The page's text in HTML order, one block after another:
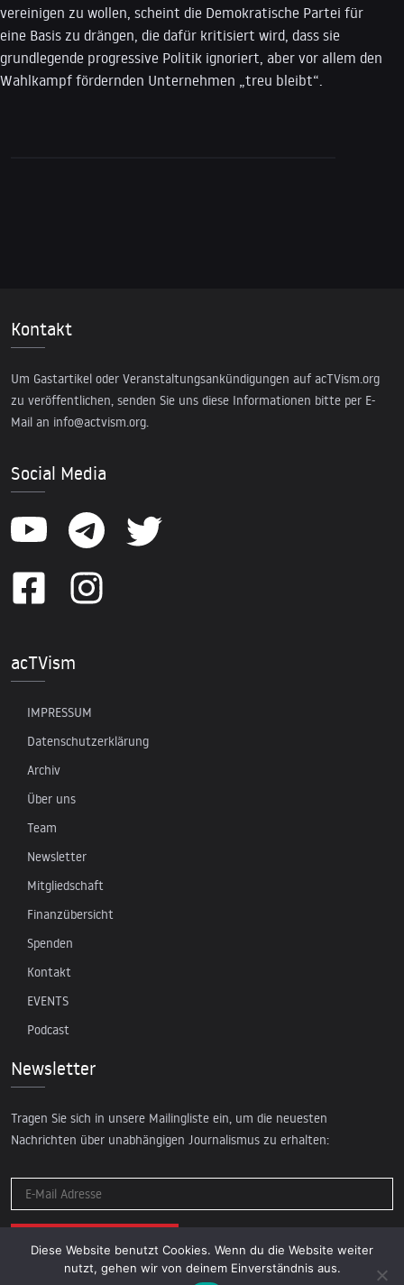
vereinigen zu wollen, scheint die Demokratische Partei für
eine Basis zu drängen, die dafür kritisiert wird, dass sie
grundlegende progressive Politik ignoriert, aber vor allem den
Wahlkampf fördernden Unternehmen „treu bleibt“.
Kontakt
Um Gastartikel oder Veranstaltungsankündigungen auf acTVism.org
zu veröffentlichen, senden Sie uns diese Informationen bitte per E-
Mail an info@actvism.org.
Social Media
acTVism
IMPRESSUM
Datenschutzerklärung
Archiv
Über uns
Team
Newsletter
Mitgliedschaft
Finanzübersicht
Spenden
Kontakt
EVENTS
Podcast
Newsletter
Tragen Sie sich in unsere Mailingliste ein, um die neuesten
Nachrichten über unabhängigen Journalismus zu erhalten:
Diese Website benutzt Cookies. Wenn du die Website weiter
nutzt, gehen wir von deinem Einverständnis aus.